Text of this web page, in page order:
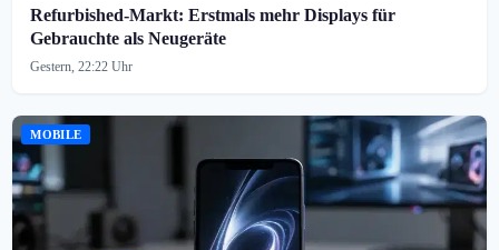
Refurbished-Markt: Erstmals mehr Displays für
Gebrauchte als Neugeräte
Gestern, 22:22 Uhr
MOBILE